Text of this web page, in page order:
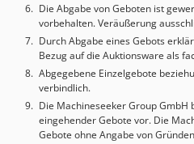
Die Abgabe von Geboten ist
vorbehalten. Veräußerung
Durch Abgabe eines Gebots
Bezug auf die Auktionsware als
Abgegebene Einzelgebote
verbindlich.
Die Machineseeker Group GmbH
eingehender Gebote vor. Die
Gebote ohne Angabe von